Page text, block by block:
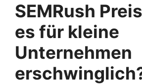
SEMRush
es für kleine
Unternehmen